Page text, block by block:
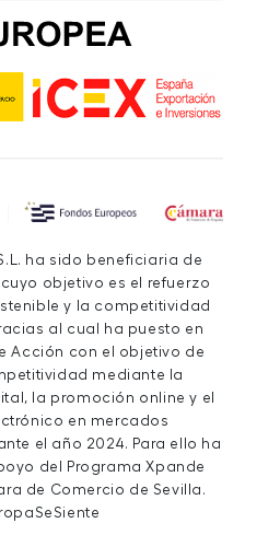
ha sido beneficiaria de
objetivo es el refuerzo
y la competitividad
al cual ha puesto en
Acción con el objetivo de
mediante la
la promoción online y el
en mercados
el año 2024. Para ello ha
del Programa Xpande
de Comercio de Sevilla.